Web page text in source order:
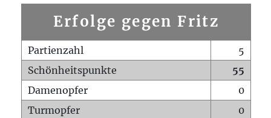
Erfolge gegen Fritz
Partienzahl
5
Schönheitspunkte
55
Damenopfer
0
Turmopfer
0